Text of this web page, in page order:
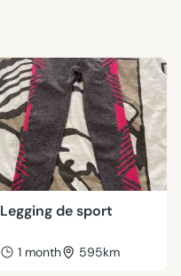
Legging de sport
1 month 595km